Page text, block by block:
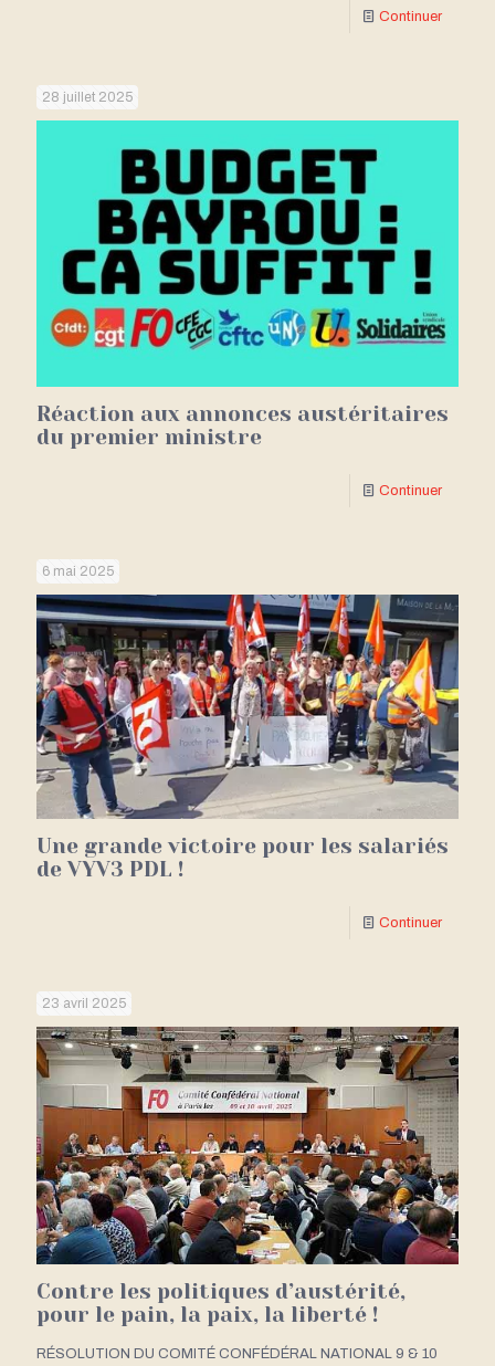
Continuer
28 juillet 2025
Réaction aux annonces austéritaires
du premier ministre
Continuer
6 mai 2025
Une grande victoire pour les salariés
de VYV3 PDL !
Continuer
23 avril 2025
Contre les politiques d’austérité,
pour le pain, la paix, la liberté !
RÉSOLUTION DU COMITÉ CONFÉDÉRAL NATIONAL 9 & 10